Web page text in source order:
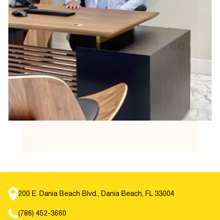
итогам олимпиады. Среди них стоит выделить конкурсные
программы по таким направлениям:
танцы;
вокал;
музыкальные группы;
поэзия;
проза;
учебные олимпиады;
отличает их от соревнований, которые больше связаны со
Почему конкурсы важны для
200 E. Dania Beach Blvd., Dania Beach, FL 33004
(786) 452-3660